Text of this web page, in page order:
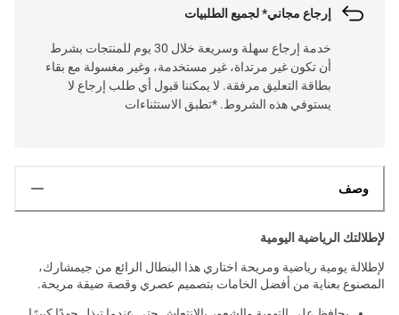
إرجاع مجاني* لجميع الطلبيات
خدمة إرجاع سهلة وسريعة خلال 30 يوم للمنتجات بشرط
أن تكون غير مرتداة، غير مستخدمة، وغير مغسولة مع بقاء
بطاقة التعليق مرفقة. لا يمكننا قبول أي طلب إرجاع لا
يستوفي هذه الشروط. *تطبق الاستثناءات
وصف
لإطلالتك الرياضية اليومية
لإطلالة يومية رياضية ومريحة اختاري هذا البنطال الرائع من جيمشارك،
المصنوع بعناية من أفضل الخامات بتصميم عصري وقصة ضيقة مريحة.